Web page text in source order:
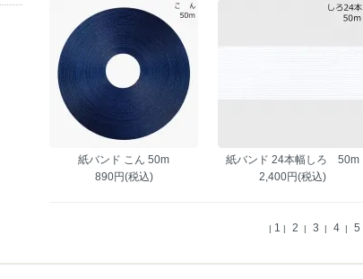
紙バンド こん 50m
890円(税込)
紙バンド 24本幅しろ 50m
2,400円(税込)
| 1 | 2 | 3 | 4 | 5